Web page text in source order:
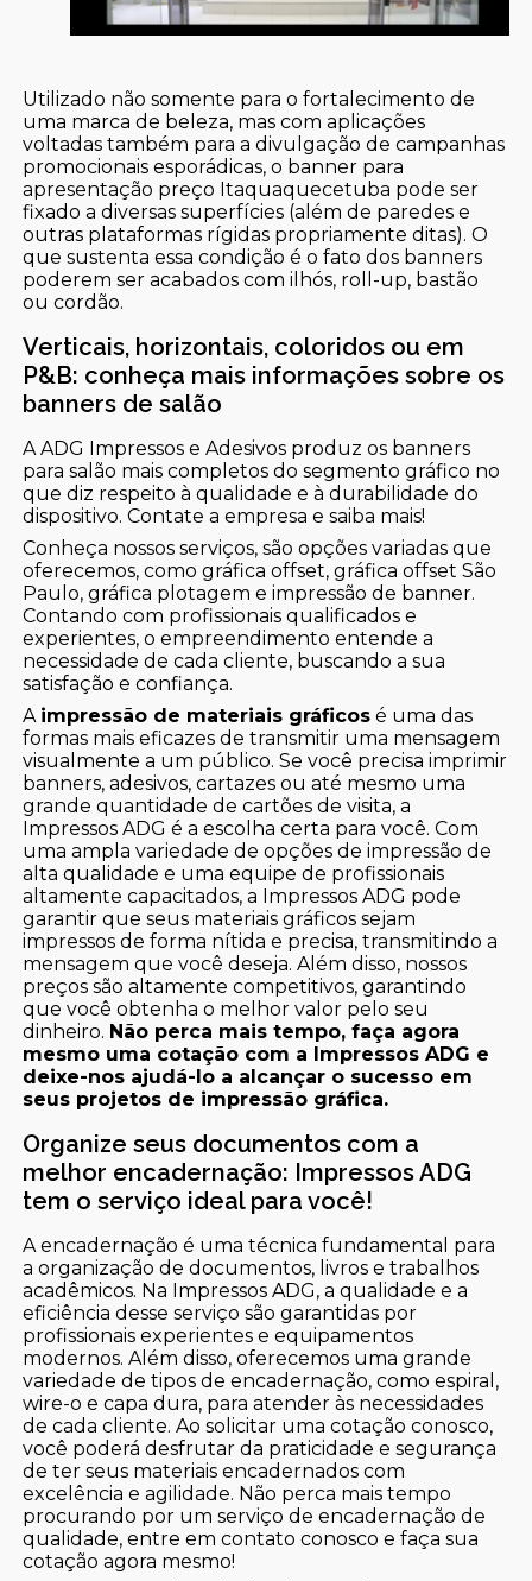
Utilizado não somente para o fortalecimento de
uma marca de beleza, mas com aplicações
voltadas também para a divulgação de campanhas
promocionais esporádicas, o banner para
apresentação preço Itaquaquecetuba pode ser
fixado a diversas superfícies (além de paredes e
outras plataformas rígidas propriamente ditas). O
que sustenta essa condição é o fato dos banners
poderem ser acabados com ilhós, roll-up, bastão
ou cordão.
Verticais, horizontais, coloridos ou em
P&B: conheça mais informações sobre os
banners de salão
A ADG Impressos e Adesivos produz os banners
para salão mais completos do segmento gráfico no
que diz respeito à qualidade e à durabilidade do
dispositivo. Contate a empresa e saiba mais!
Conheça nossos serviços, são opções variadas que
oferecemos, como gráfica offset, gráfica offset São
Paulo, gráfica plotagem e impressão de banner.
Contando com profissionais qualificados e
experientes, o empreendimento entende a
necessidade de cada cliente, buscando a sua
satisfação e confiança.
A impressão de materiais gráficos é uma das
formas mais eficazes de transmitir uma mensagem
visualmente a um público. Se você precisa imprimir
banners, adesivos, cartazes ou até mesmo uma
grande quantidade de cartões de visita, a
Impressos ADG é a escolha certa para você. Com
uma ampla variedade de opções de impressão de
alta qualidade e uma equipe de profissionais
altamente capacitados, a Impressos ADG pode
garantir que seus materiais gráficos sejam
impressos de forma nítida e precisa, transmitindo a
mensagem que você deseja. Além disso, nossos
preços são altamente competitivos, garantindo
que você obtenha o melhor valor pelo seu
dinheiro. Não perca mais tempo, faça agora
mesmo uma cotação com a Impressos ADG e
deixe-nos ajudá-lo a alcançar o sucesso em
seus projetos de impressão gráfica.
Organize seus documentos com a
melhor encadernação: Impressos ADG
tem o serviço ideal para você!
A encadernação é uma técnica fundamental para
a organização de documentos, livros e trabalhos
acadêmicos. Na Impressos ADG, a qualidade e a
eficiência desse serviço são garantidas por
profissionais experientes e equipamentos
modernos. Além disso, oferecemos uma grande
variedade de tipos de encadernação, como espiral,
wire-o e capa dura, para atender às necessidades
de cada cliente. Ao solicitar uma cotação conosco,
você poderá desfrutar da praticidade e segurança
de ter seus materiais encadernados com
excelência e agilidade. Não perca mais tempo
procurando por um serviço de encadernação de
qualidade, entre em contato conosco e faça sua
cotação agora mesmo!